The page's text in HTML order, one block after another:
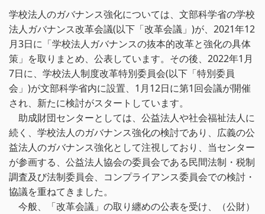
学校法人のガバナンス強化については、文部科学省の学校
法人ガバナンス改革会議(以下「改革会議」)が、2021年12
月3日に「学校法人ガバナンスの抜本的改革と強化の具体
策」を取りまとめ、公表しています。その後、2022年1月
7日に、学校法人制度改革特別委員会(以下「特別委員
会」)が文部科学省内に設置、1月12日に第1回会議が開催
され、新たに検討がスタートしています。
助成財団センターとしては、公益法人や社会福祉法人に
続く、学校法人のガバナンス強化の検討であり、広義の公
益法人のガバナンス強化として注視しており、当センター
が参画する、公益法人協会の委員会である民間法制・税制
調査及び法制委員会、コンプライアンス委員会での検討・
協議を重ねてきました。
今般、「改革会議」の取り纏めの公表を受け、（公財）